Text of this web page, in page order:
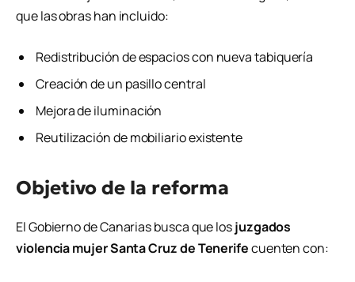
que las obras han incluido:
Redistribución de espacios con nueva tabiquería
Creación de un pasillo central
Mejora de iluminación
Reutilización de mobiliario existente
Objetivo de la reforma
El Gobierno de Canarias busca que losjuzgados
violencia mujer Santa Cruz de Tenerifecuenten con: